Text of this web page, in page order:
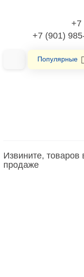
+7
+7 (901)
Популярные
Контакт
Извините, товаров
продаже